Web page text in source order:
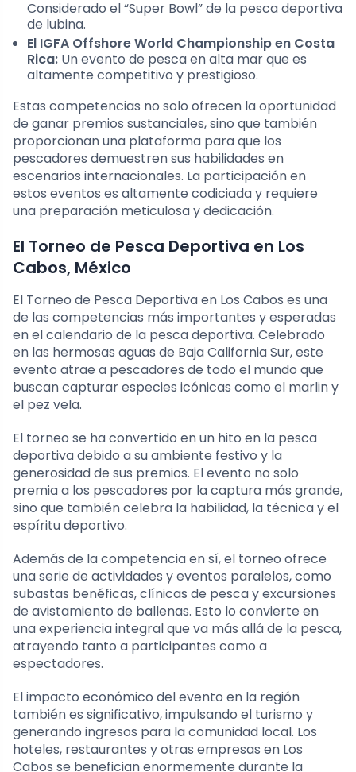
Considerado el “Super Bowl” de la pesca deportiva
de lubina.
El IGFA Offshore World Championship en Costa
Rica: Un evento de pesca en alta mar que es
altamente competitivo y prestigioso.
Estas competencias no solo ofrecen la oportunidad
de ganar premios sustanciales, sino que también
proporcionan una plataforma para que los
pescadores demuestren sus habilidades en
escenarios internacionales. La participación en
estos eventos es altamente codiciada y requiere
una preparación meticulosa y dedicación.
El Torneo de Pesca Deportiva en Los
Cabos, México
El Torneo de Pesca Deportiva en Los Cabos es una
de las competencias más importantes y esperadas
en el calendario de la pesca deportiva. Celebrado
en las hermosas aguas de Baja California Sur, este
evento atrae a pescadores de todo el mundo que
buscan capturar especies icónicas como el marlin y
el pez vela.
El torneo se ha convertido en un hito en la pesca
deportiva debido a su ambiente festivo y la
generosidad de sus premios. El evento no solo
premia a los pescadores por la captura más grande,
sino que también celebra la habilidad, la técnica y el
espíritu deportivo.
Además de la competencia en sí, el torneo ofrece
una serie de actividades y eventos paralelos, como
subastas benéficas, clínicas de pesca y excursiones
de avistamiento de ballenas. Esto lo convierte en
una experiencia integral que va más allá de la pesca,
atrayendo tanto a participantes como a
espectadores.
El impacto económico del evento en la región
también es significativo, impulsando el turismo y
generando ingresos para la comunidad local. Los
hoteles, restaurantes y otras empresas en Los
Cabos se benefician enormemente durante la